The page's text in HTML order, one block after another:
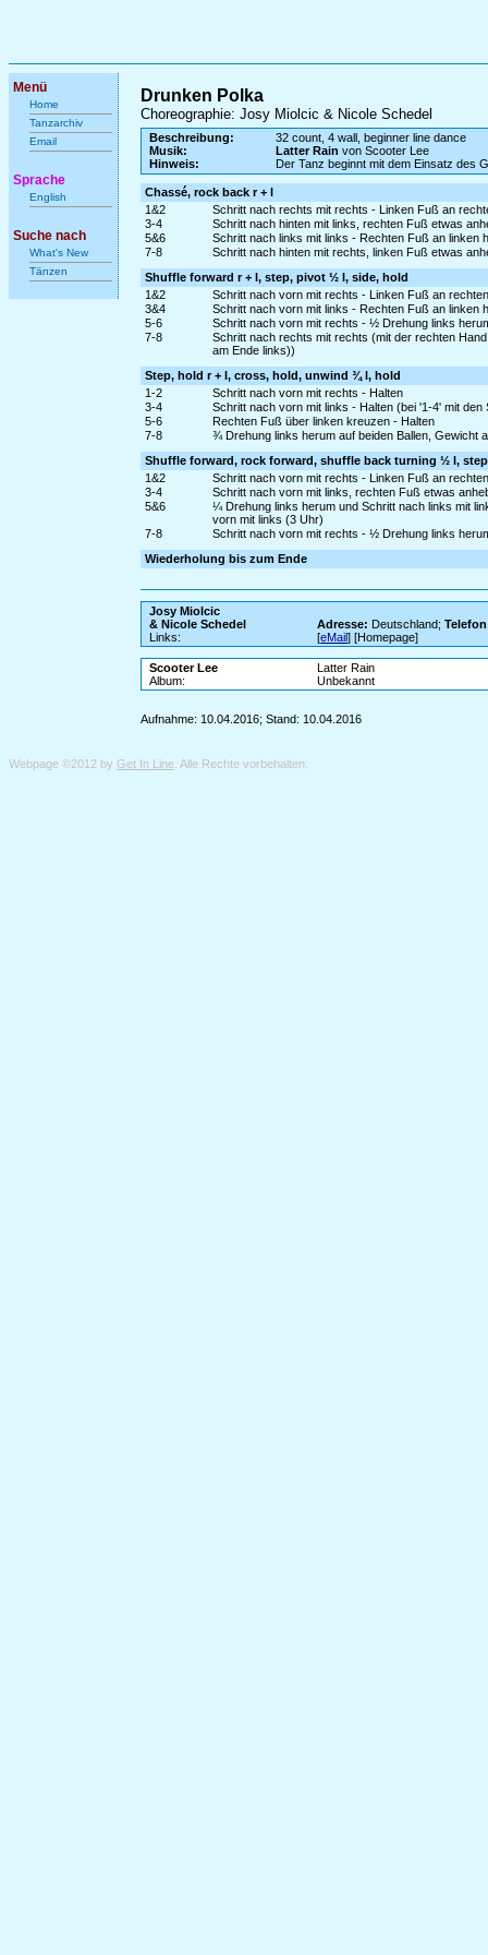
Menü
Home
Tanzarchiv
Email
Sprache
English
Suche nach
What's New
Tänzen
Drunken Polka
Choreographie: Josy Miolcic & Nicole Schedel
Beschreibung:
32 count, 4 wall, beginner line dance
Musik:
Latter Rain von Scooter Lee
Hinweis:
Der Tanz beginnt mit dem Einsatz des
Chassé, rock back r + l
1&2
Schritt nach rechts mit rechts - Linken Fuß an
3-4
Schritt nach hinten mit links, rechten Fuß etwas
5&6
Schritt nach links mit links - Rechten Fuß an linken
7-8
Schritt nach hinten mit rechts, linken Fuß etwas
Shuffle forward r + l, step, pivot ½ l, side, hold
1&2
Schritt nach vorn mit rechts - Linken Fuß an
3&4
Schritt nach vorn mit links - Rechten Fuß an linken
5-6
Schritt nach vorn mit rechts - ½ Drehung links
7-8
Schritt nach rechts mit rechts (mit der rechten
am Ende links))
Step, hold r + l, cross, hold, unwind ¾ l, hold
1-2
Schritt nach vorn mit rechts - Halten
3-4
Schritt nach vorn mit links - Halten (bei '1-4' mit
5-6
Rechten Fuß über linken kreuzen - Halten
7-8
¾ Drehung links herum auf beiden Ballen, Gewicht
Shuffle forward, rock forward, shuffle back turning ½ l,
1&2
Schritt nach vorn mit rechts - Linken Fuß an
3-4
Schritt nach vorn mit links, rechten Fuß etwas
5&6
¼ Drehung links herum und Schritt nach links mit
vorn mit links (3 Uhr)
7-8
Schritt nach vorn mit rechts - ½ Drehung links
Wiederholung bis zum Ende
Josy Miolcic
& Nicole Schedel
Adresse: Deutschland;
Links:
[eMail] [Homepage]
Scooter Lee
Latter Rain
Album:
Unbekannt
Aufnahme: 10.04.2016; Stand: 10.04.2016
Webpage ©2012 by Get In Line . Alle Rechte vorbehalten.